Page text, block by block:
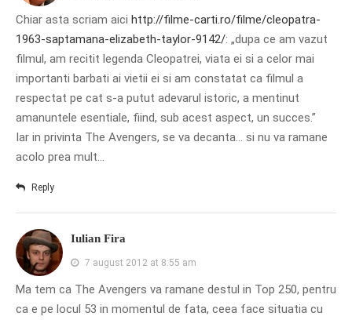
Chiar asta scriam aici http://filme-carti.ro/filme/cleopatra-
1963-saptamana-elizabeth-taylor-9142/: „dupa ce am vazut
filmul, am recitit legenda Cleopatrei, viata ei si a celor mai
importanti barbati ai vietii ei si am constatat ca filmul a
respectat pe cat s-a putut adevarul istoric, a mentinut
amanuntele esentiale, fiind, sub acest aspect, un succes.”
Iar in privinta The Avengers, se va decanta… si nu va ramane
acolo prea mult…
Reply
Iulian Fira
7 august 2012 at 8:55 am
Ma tem ca The Avengers va ramane destul in Top 250, pentru
ca e pe locul 53 in momentul de fata, ceea face situatia cu